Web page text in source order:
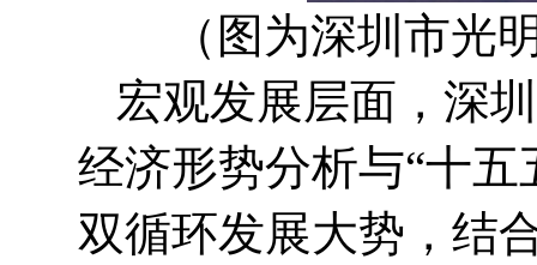
（图为深圳市光
宏观发展层面，深
经济形势分析与“十
双循环发展大势，结